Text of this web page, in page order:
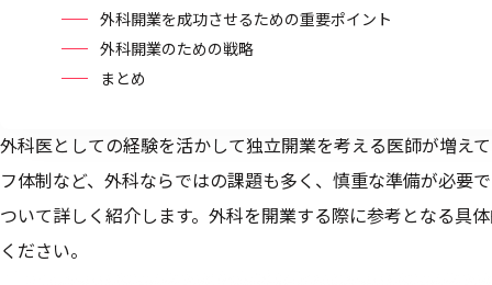
外科開業を成功させるための重要ポイント
外科開業のための戦略
まとめ
外科医としての経験を活かして独立開業を考える医師が増え
フ体制など、外科ならではの課題も多く、慎重な準備が必要
ついて詳しく紹介します。外科を開業する際に参考となる具
ください。